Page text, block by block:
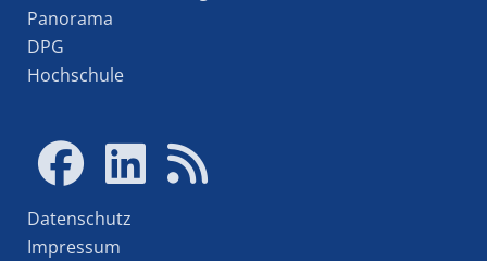
Panorama
DPG
Hochschule
Datenschutz
Impressum